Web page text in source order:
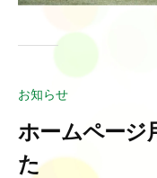
お知らせ
ホームページ
た